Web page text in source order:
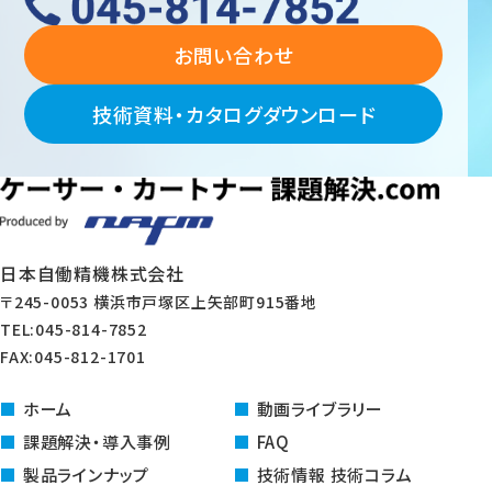
お問い合わせ
技術資料・カタログダウンロード
日本自働精機株式会社
〒245-0053 横浜市戸塚区上矢部町915番地
TEL:045-814-7852
FAX:045-812-1701
ホーム
課題解決・導入事例
製品ラインナップ
動画ライブラリー
FAQ
技術情報 技術コラム